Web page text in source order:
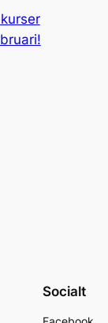
Socialt